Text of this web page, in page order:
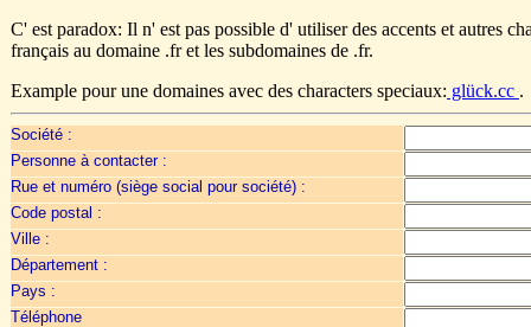
C' est paradox: Il n' est pas possible d' utiliser des accents et autres
français au domaine .fr et les subdomaines de .fr.
Example pour une domaines avec des characters speciaux: glück.cc .
Société :
Personne à contacter :
Rue et numéro (siège social pour société) :
Code postal :
Ville :
Département :
Pays :
Téléphone